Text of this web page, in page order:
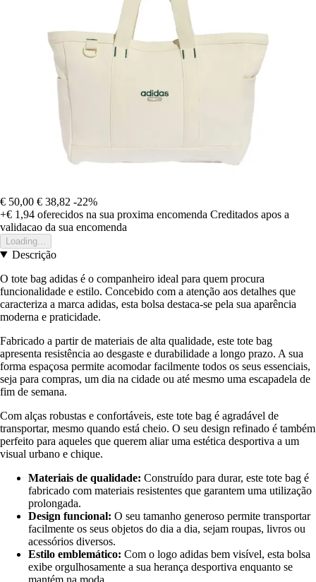
€ 50,00 € 38,82 -22%
+€ 1,94 oferecidos na sua proxima encomenda Creditados apos a
validacao da sua encomenda
Loading...
Descrição
O tote bag adidas é o companheiro ideal para quem procura
funcionalidade e estilo. Concebido com a atenção aos detalhes que
caracteriza a marca adidas, esta bolsa destaca-se pela sua aparência
moderna e praticidade.
Fabricado a partir de materiais de alta qualidade, este tote bag
apresenta resistência ao desgaste e durabilidade a longo prazo. A sua
forma espaçosa permite acomodar facilmente todos os seus essenciais,
seja para compras, um dia na cidade ou até mesmo uma escapadela de
fim de semana.
Com alças robustas e confortáveis, este tote bag é agradável de
transportar, mesmo quando está cheio. O seu design refinado é também
perfeito para aqueles que querem aliar uma estética desportiva a um
visual urbano e chique.
Materiais de qualidade: Construído para durar, este tote bag é
fabricado com materiais resistentes que garantem uma utilização
prolongada.
Design funcional: O seu tamanho generoso permite transportar
facilmente os seus objetos do dia a dia, sejam roupas, livros ou
acessórios diversos.
Estilo emblemático: Com o logo adidas bem visível, esta bolsa
exibe orgulhosamente a sua herança desportiva enquanto se
mantém na moda.